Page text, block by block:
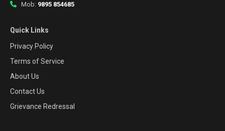
Mob: 9895 854685
Quick Links
Privacy Policy
Terms of Service
About Us
Contact Us
Grievance Redressal